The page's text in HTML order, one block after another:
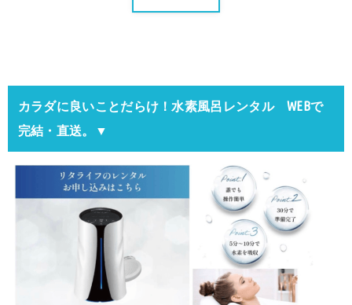
カラダに良いことだらけ！水素風呂レンタル WEBで
完結・直送。▼